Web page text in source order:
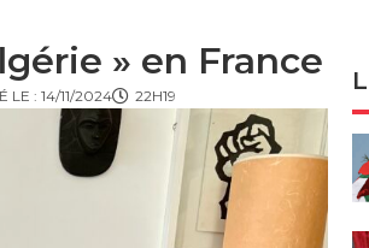
» en France
LE : 14/11/2024 22H19